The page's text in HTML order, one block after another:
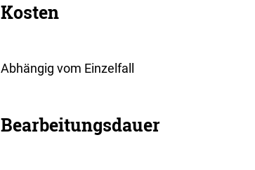
Kosten
Abhängig vom Einzelfall
Bearbeitungsdauer